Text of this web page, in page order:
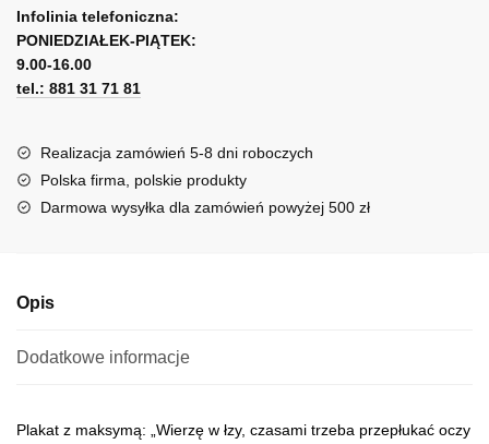
łzach
i
prawdzie
l
t
e
r
a
t
i
Infolinia telefoniczna:
PONIEDZIAŁEK-PIĄTEK:
9.00-16.00
tel.: 881 31 71 81
Realizacja zamówień 5-8 dni roboczych
Polska firma, polskie produkty
Darmowa wysyłka dla zamówień powyżej 500 zł
Opis
Dodatkowe informacje
Plakat z maksymą: „Wierzę w łzy, czasami trzeba przepłukać oczy